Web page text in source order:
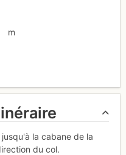
m
la cabane de la
du col.